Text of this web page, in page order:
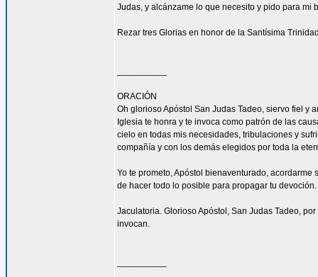
Judas, y alcánzame lo que necesito y pido para mi
Rezar tres Glorias en honor de la Santísima
ORACIÓN
Oh glorioso Apóstol San Judas Tadeo, siervo fiel y
Iglesia te honra y te invoca como patrón de las
cielo en todas mis necesidades, tribulaciones y
compañía y con los demás elegidos por toda la
Yo te prometo, Apóstol bienaventurado,
de hacer todo lo posible para propagar tu devoción.
Jaculatoria. Glorioso Apóstol, San Judas Tadeo,
invocan.